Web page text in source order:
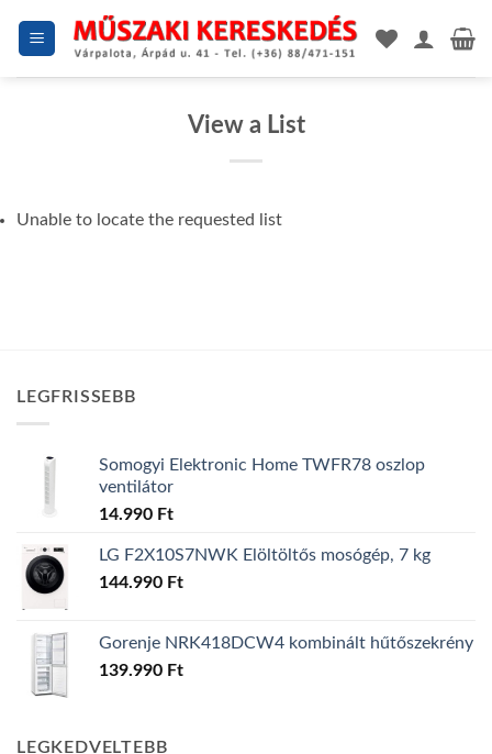
View a List
Unable to locate the requested list
LEGFRISSEBB
Somogyi Elektronic Home TWFR78 oszlop
ventilátor
14.990 Ft
LG F2X10S7NWK Elöltöltős mosógép, 7 kg
144.990 Ft
Gorenje NRK418DCW4 kombinált hűtőszekrény
139.990 Ft
LEGKEDVELTEBB